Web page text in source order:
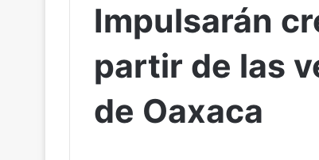
Impulsarán
partir de las
de Oaxaca